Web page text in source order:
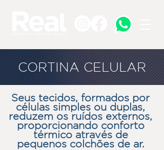
CORTINA CELULAR
Seus tecidos, formados por
células simples ou duplas,
reduzem os ruídos externos,
proporcionando conforto
térmico através de
pequenos colchões de ar.